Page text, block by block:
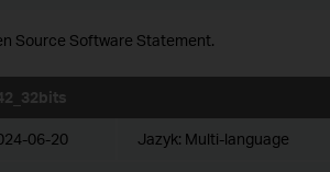
Source Software Statement.
06-20 Jazyk: Multi-language